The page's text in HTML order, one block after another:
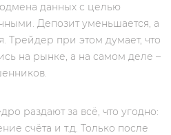
данных с целью
Депозит уменьшается, а
Трейдер при этом думает, что
на рынке, а на самом деле –
раздают за всё, что угодно:
счёта и т.д. Только после